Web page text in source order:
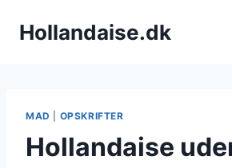
Hollandaise.dk
MAD OPSKRIFTER
Hollandaise